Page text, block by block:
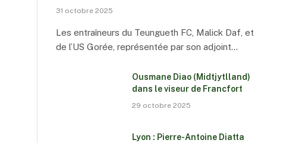
31 octobre 2025
Les entraîneurs du Teungueth FC, Malick Daf, et
de l’US Gorée, représentée par son adjoint…
Ousmane Diao (Midtjytlland)
dans le viseur de Francfort
29 octobre 2025
Lyon : Pierre-Antoine Diatta